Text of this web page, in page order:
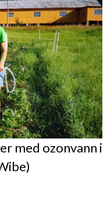
med ozonvann i